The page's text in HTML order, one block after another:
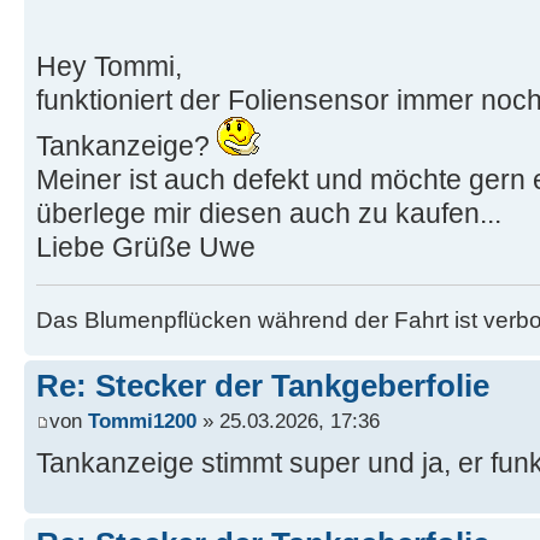
Hey Tommi,
funktioniert der Foliensensor immer
Tankanzeige?
Meiner ist auch defekt und möchte gern
überlege mir diesen auch zu kaufen...
Liebe Grüße Uwe
Das Blumenpflücken während der Fahrt ist
Re: Stecker der Tankgeberfolie
von Tommi1200 » 25.03.2026, 17:36
Tankanzeige stimmt super und ja, er